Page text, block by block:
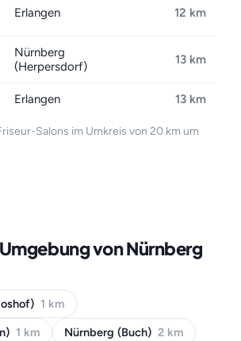
Erlangen 12 km
Nürnberg
(Herpersdorf)
13 km
Erlangen 13 km
Salons im Umkreis von 20 km um
von Nürnberg
1 km
1 km Nürnberg (Buch) 2 km